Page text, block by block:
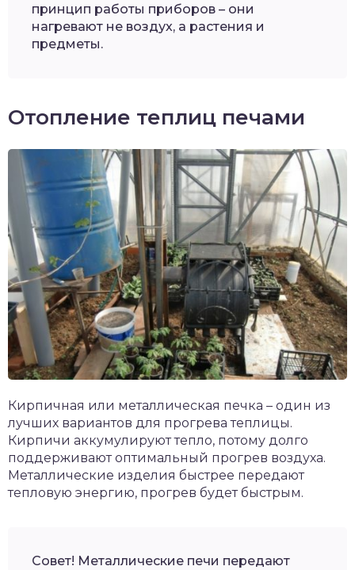
принцип работы приборов – они
нагревают не воздух, а растения и
предметы.
Отопление теплиц печами
Кирпичная или металлическая печка – один из
лучших вариантов для прогрева теплицы.
Кирпичи аккумулируют тепло, потому долго
поддерживают оптимальный прогрев воздуха.
Металлические изделия быстрее передают
тепловую энергию, прогрев будет быстрым.
Совет! Металлические печи передают